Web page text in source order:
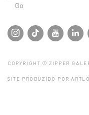
Go
COPYRIGHT © ZIPPER
SITE PRODUZIDO POR